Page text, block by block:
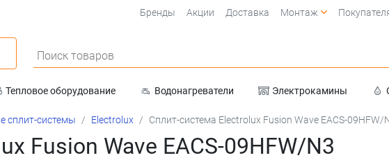
Тепловое оборудование Водонагреватели Электрокамины
Поиск товаров
Бренды Акции Доставка Монтаж
сплит-системы Electrolux Сплит-система Electrolux Fusion Wave EACS-09HFW/
Fusion Wave EACS-09HFW/N3